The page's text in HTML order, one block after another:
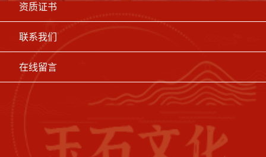
资质证书
联系我们
在线留言